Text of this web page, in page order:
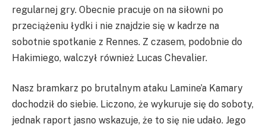
regularnej gry. Obecnie pracuje on na siłowni po
przeciążeniu łydki i nie znajdzie się w kadrze na
sobotnie spotkanie z Rennes. Z czasem, podobnie do
Hakimiego, walczył również Lucas Chevalier.
Nasz bramkarz po brutalnym ataku Lamine’a Kamary
dochodził do siebie. Liczono, że wykuruje się do soboty,
jednak raport jasno wskazuje, że to się nie udało. Jego